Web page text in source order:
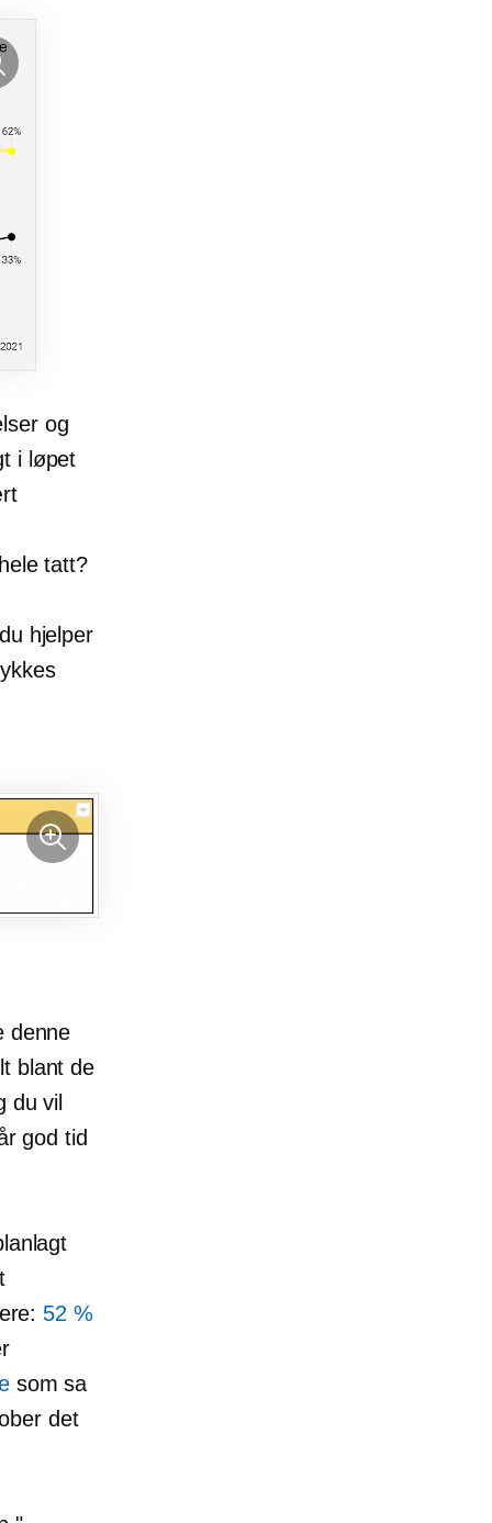
og
i løpet
tatt?
hjelper
denne
blant de
du vil
god tid
52 %
som sa
det